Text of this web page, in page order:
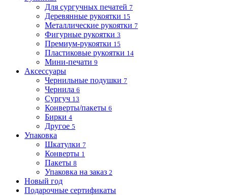
Для сургучных печатей 7
Деревянные рукоятки 15
Металлические рукоятки 7
Фигурные рукоятки 3
Премиум-рукоятки 15
Пластиковые рукоятки 14
Мини-печати 9
Аксессуары
Чернильные подушки 7
Чернила 6
Сургуч 13
Конверты/пакеты 6
Бирки 4
Другое 5
Упаковка
Шкатулки 7
Конверты 1
Пакеты 8
Упаковка на заказ 2
Новый год
Подарочные сертификаты